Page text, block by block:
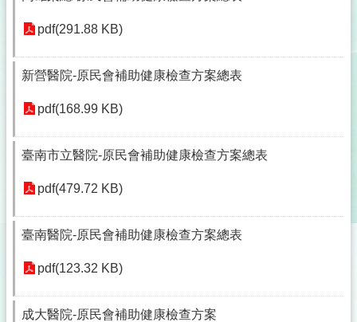
pdf(291.88 KB)
新營醫院-原民會補助健康檢查方案總表
pdf(168.99 KB)
臺南市立醫院-原民會補助健康檢查方案總表
pdf(479.72 KB)
臺南醫院-原民會補助健康檢查方案總表
pdf(123.32 KB)
成大醫院-原民會補助健康檢查方案